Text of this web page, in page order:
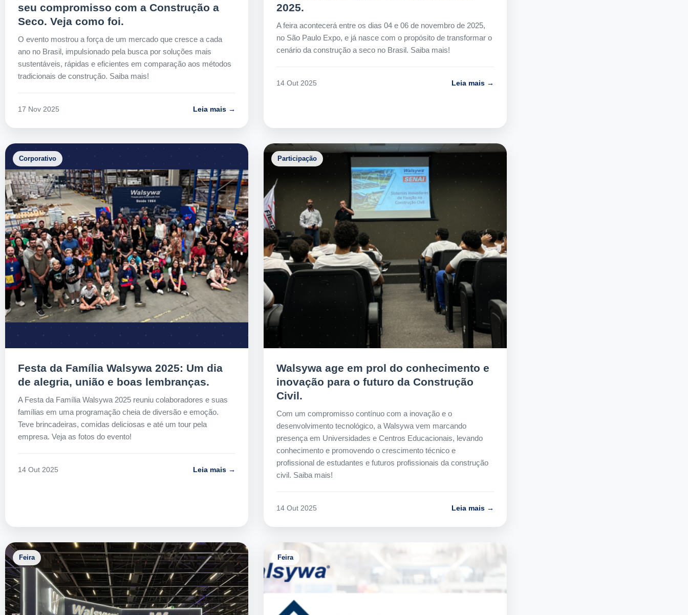
seu compromisso com a Construção a
Seco. Veja como foi.
O evento mostrou a força de um mercado que cresce a cada
ano no Brasil, impulsionado pela busca por soluções mais
sustentáveis, rápidas e eficientes em comparação aos métodos
tradicionais de construção. Saiba mais!
17 Nov 2025 Leia mais →
2025.
A feira acontecerá entre os dias 04 e 06 de novembro de 2025,
no São Paulo Expo, e já nasce com o propósito de transformar o
cenário da construção a seco no Brasil. Saiba mais!
14 Out 2025 Leia mais →
Corporativo
Festa da Família Walsywa 2025: Um dia
de alegria, união e boas lembranças.
A Festa da Família Walsywa 2025 reuniu colaboradores e suas
famílias em uma programação cheia de diversão e emoção.
Teve brincadeiras, comidas deliciosas e até um tour pela
empresa. Veja as fotos do evento!
14 Out 2025 Leia mais →
Participação
Walsywa age em prol do conhecimento e
inovação para o futuro da Construção
Civil.
Com um compromisso contínuo com a inovação e o
desenvolvimento tecnológico, a Walsywa vem marcando
presença em Universidades e Centros Educacionais, levando
conhecimento e promovendo o crescimento técnico e
profissional de estudantes e futuros profissionais da construção
civil. Saiba mais!
14 Out 2025 Leia mais →
Feira Feira